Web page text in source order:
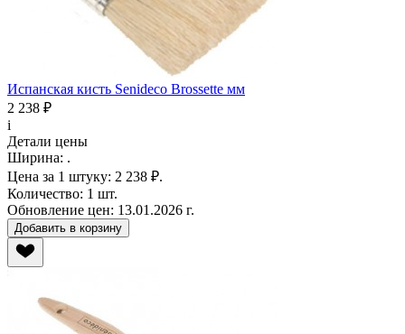
Испанская кисть Senideco Brossette мм
2 238 ₽
i
Детали цены
Ширина: .
Цена за 1 штуку: 2 238 ₽.
Количество: 1 шт.
Обновление цен: 13.01.2026 г.
Добавить в корзину